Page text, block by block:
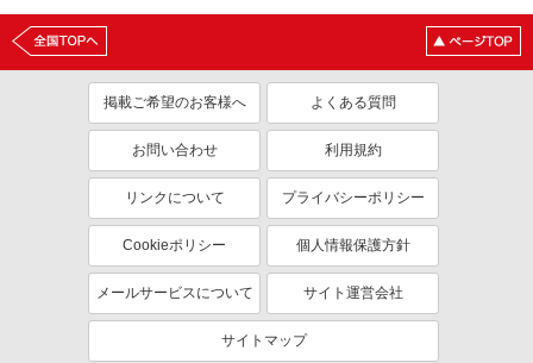
掲載ご希望のお客様へ よくある質問
お問い合わせ 利用規約
リンクについて プライバシーポリシー
Cookieポリシー 個人情報保護方針
メールサービスについて サイト運営会社
サイトマップ